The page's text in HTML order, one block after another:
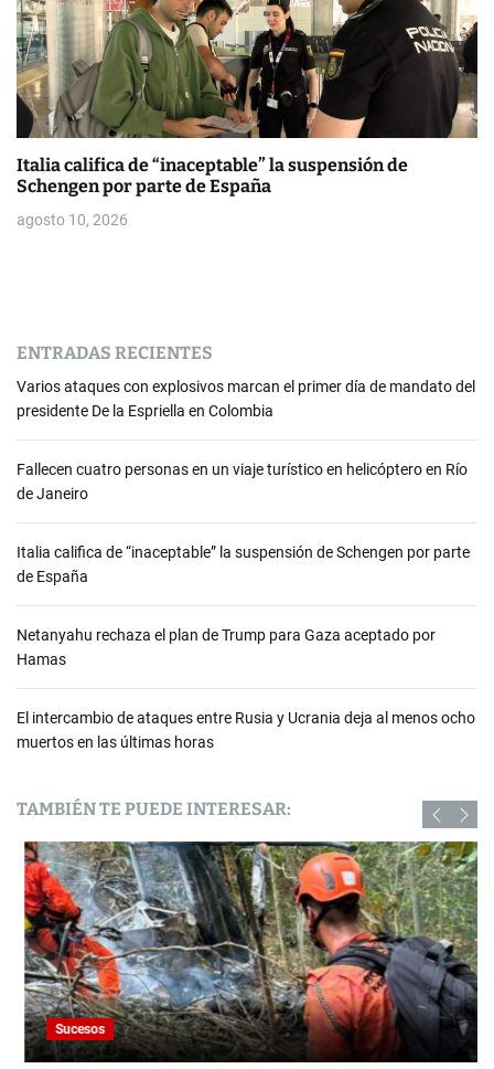
Italia califica de “inaceptable” la suspensión de
Schengen por parte de España
agosto 10, 2026
ENTRADAS RECIENTES
Varios ataques con explosivos marcan el primer día de mandato del
presidente De la Espriella en Colombia
Fallecen cuatro personas en un viaje turístico en helicóptero en Río
de Janeiro
Italia califica de “inaceptable” la suspensión de Schengen por parte
de España
Netanyahu rechaza el plan de Trump para Gaza aceptado por
Hamas
El intercambio de ataques entre Rusia y Ucrania deja al menos ocho
muertos en las últimas horas
TAMBIÉN TE PUEDE INTERESAR:
Sucesos